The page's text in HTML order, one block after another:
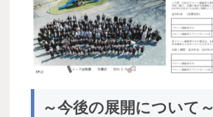
～今後の展開について～